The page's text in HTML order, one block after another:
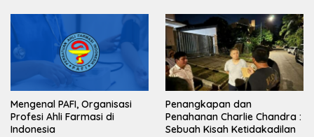
Mengenal PAFI, Organisasi
Profesi Ahli Farmasi di
Indonesia
Penangkapan dan
Penahanan Charlie Chandra :
Sebuah Kisah Ketidakadilan